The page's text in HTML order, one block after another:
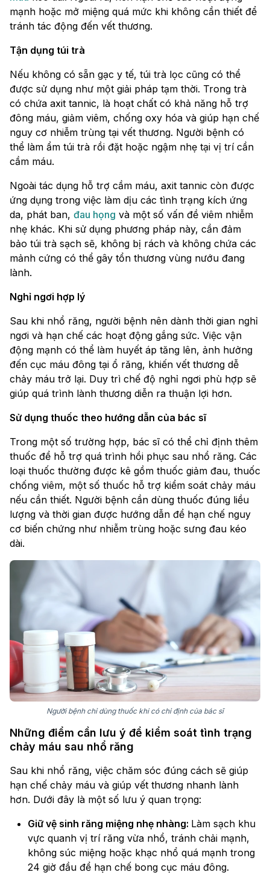
mạnh hoặc mở miệng quá mức khi không cần thiết để
tránh tác động đến vết thương.
Tận dụng túi trà
Nếu không có sẵn gạc y tế, túi trà lọc cũng có thể
được sử dụng như một giải pháp tạm thời. Trong trà
có chứa axit tannic, là hoạt chất có khả năng hỗ trợ
đông máu, giảm viêm, chống oxy hóa và giúp hạn chế
nguy cơ nhiễm trùng tại vết thương. Người bệnh có
thể làm ẩm túi trà rồi đặt hoặc ngậm nhẹ tại vị trí cần
cầm máu.
Ngoài tác dụng hỗ trợ cầm máu, axit tannic còn được
ứng dụng trong việc làm dịu các tình trạng kích ứng
da, phát ban, đau họng và một số vấn đề viêm nhiễm
nhẹ khác. Khi sử dụng phương pháp này, cần đảm
bảo túi trà sạch sẽ, không bị rách và không chứa các
mảnh cứng có thể gây tổn thương vùng nướu đang
lành.
Nghỉ ngơi hợp lý
Sau khi nhổ răng, người bệnh nên dành thời gian nghỉ
ngơi và hạn chế các hoạt động gắng sức. Việc vận
động mạnh có thể làm huyết áp tăng lên, ảnh hưởng
đến cục máu đông tại ổ răng, khiến vết thương dễ
chảy máu trở lại. Duy trì chế độ nghỉ ngơi phù hợp sẽ
giúp quá trình lành thương diễn ra thuận lợi hơn.
Sử dụng thuốc theo hướng dẫn của bác sĩ
Trong một số trường hợp, bác sĩ có thể chỉ định thêm
thuốc để hỗ trợ quá trình hồi phục sau nhổ răng. Các
loại thuốc thường được kê gồm thuốc giảm đau, thuốc
chống viêm, một số thuốc hỗ trợ kiểm soát chảy máu
nếu cần thiết. Người bệnh cần dùng thuốc đúng liều
lượng và thời gian được hướng dẫn để hạn chế nguy
cơ biến chứng như nhiễm trùng hoặc sưng đau kéo
dài.
Người bệnh chỉ dùng thuốc khi có chỉ định của bác sĩ
Những điểm cần lưu ý để kiểm soát tình trạng
chảy máu sau nhổ răng
Sau khi nhổ răng, việc chăm sóc đúng cách sẽ giúp
hạn chế chảy máu và giúp vết thương nhanh lành
hơn. Dưới đây là một số lưu ý quan trọng:
Giữ vệ sinh răng miệng nhẹ nhàng: Làm sạch khu
vực quanh vị trí răng vừa nhổ, tránh chải mạnh,
không súc miệng hoặc khạc nhổ quá mạnh trong
24 giờ đầu để hạn chế bong cục máu đông.